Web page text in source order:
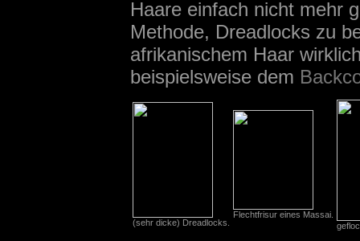
Haare einfach nicht mehr
Methode, Dreadlocks zu
afrikanischem Haar
beispielsweise dem
(sehr dicke) Dreadlocks.
Flechtfrisur eines Massai.